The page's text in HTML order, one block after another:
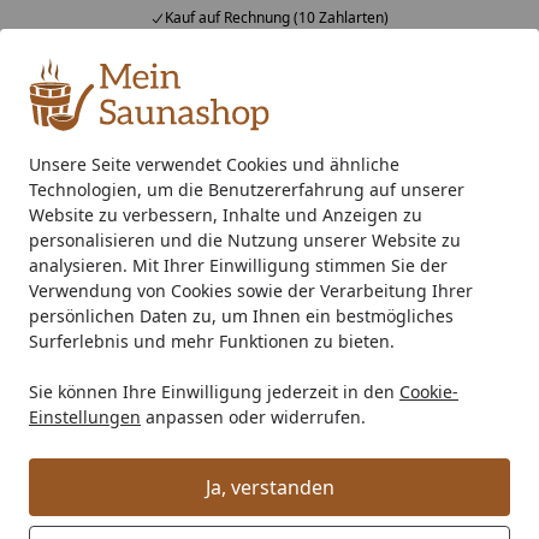
Unsere Seite verwendet Cookies und ähnliche
Technologien, um die Benutzererfahrung auf unserer
Website zu verbessern, Inhalte und Anzeigen zu
personalisieren und die Nutzung unserer Website zu
analysieren. Mit Ihrer Einwilligung stimmen Sie der
Verwendung von Cookies sowie der Verarbeitung Ihrer
persönlichen Daten zu, um Ihnen ein bestmögliches
Surferlebnis und mehr Funktionen zu bieten.
Sie können Ihre Einwilligung jederzeit in den Cookie-
Einstellungen anpassen oder widerrufen.
Ja, verstanden
Fachberatung & individuelle Angebote
Alle Produkte
Mein Konto
Suchen
Startseite
Außensauna Flachdach Saunahaus Wolff Finnhaus
Wolff Finnhaus Saunahaus
Paradiso 3x2 (1-Raum/2-Raum)